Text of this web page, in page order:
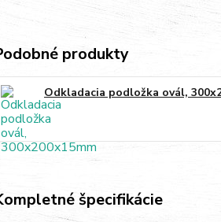
produkty
Odkladacia podložka ovál,
špecifikácie